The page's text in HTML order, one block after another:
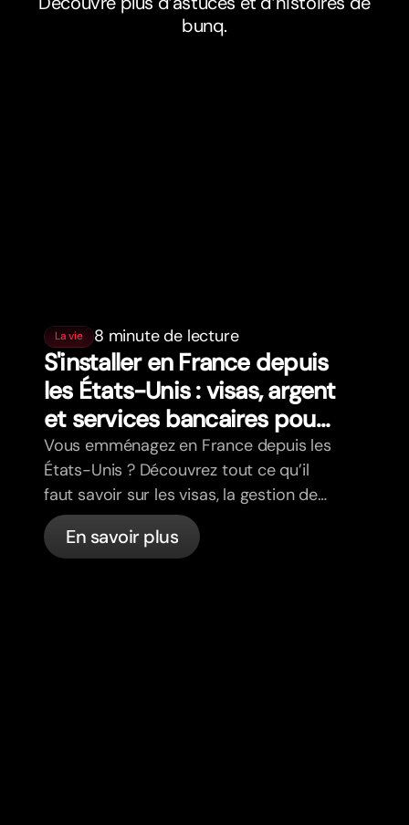
bunq.
La vie 8 minute de lecture
S'installer en France depuis
les États-Unis : visas, argent
et services bancaires pour
les expatriés
Vous emménagez en France depuis les
États-Unis ? Découvrez tout ce qu’il
faut savoir sur les visas, la gestion de
votre budget, la santé, la fiscalité, le
code de la route et les services
En savoir plus